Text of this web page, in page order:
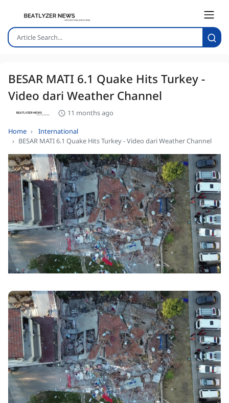
BESAR MATI 6.1 Quake Hits Turkey -
Video dari Weather Channel
11 months ago
Home
International
BESAR MATI 6.1 Quake Hits Turkey - Video dari Weather Channel